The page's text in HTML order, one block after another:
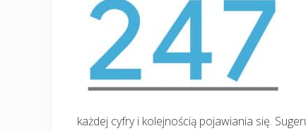
każdej cyfry i kolejnością pojawiania się.